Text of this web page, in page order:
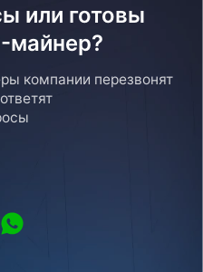
или готовы
майнер?
компании перезвонят